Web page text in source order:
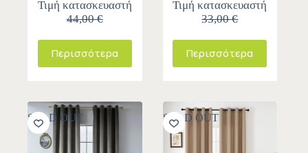
Τιμή κατασκευαστή
44,00 €
Περισσότερα
Τιμή κατασκευαστή
33,00 €
Περισσότερα
SOLD OUT SOLD OUT